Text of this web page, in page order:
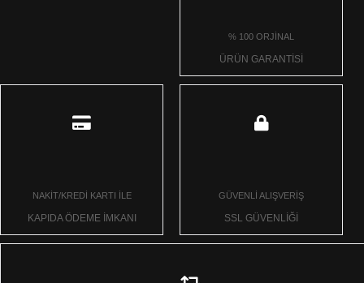
% 100 ORJİNAL
ÜRÜN GARANTİSİ
NAKİT/KREDİ KARTI İLE
KAPIDA ÖDEME İMKANI
GÜVENLİ ALIŞVERİŞ
SSL GÜVENLİĞİ